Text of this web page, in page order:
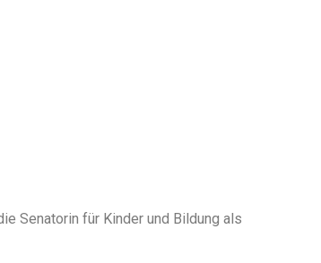
Senatorin für Kinder und Bildung als